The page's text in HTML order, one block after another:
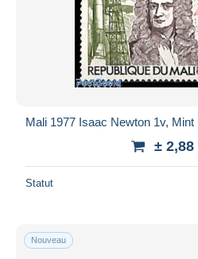
Mali 1977 Isaac Newton 1v,
± 2,88
Statut
Nouveau